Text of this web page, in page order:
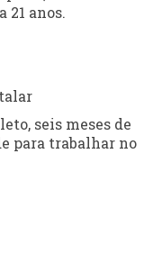
21 anos.
seis meses de
para trabalhar no